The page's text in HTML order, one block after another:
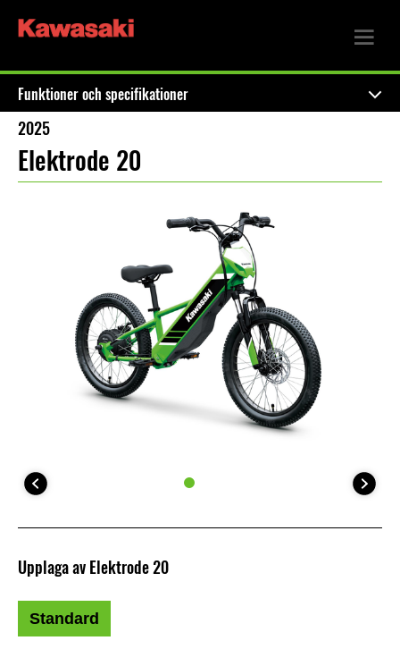
Funktioner och specifikationer
2025
Elektrode 20
Upplaga av Elektrode 20
Standard